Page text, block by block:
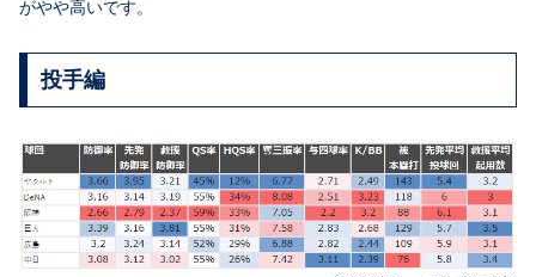
がやや高いです。
投手編